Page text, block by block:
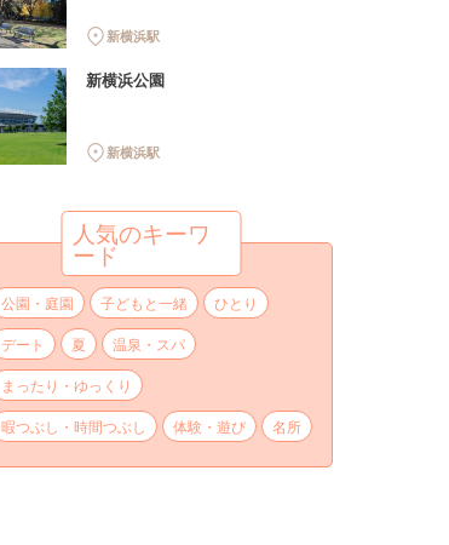
新横浜駅
新横浜公園
新横浜駅
人気のキーワ
ード
公園・庭園 子どもと一緒
ひとり
デート
夏
温泉・スパ
まったり・ゆっくり
暇つぶし・時間つぶし
体験・遊び 名所